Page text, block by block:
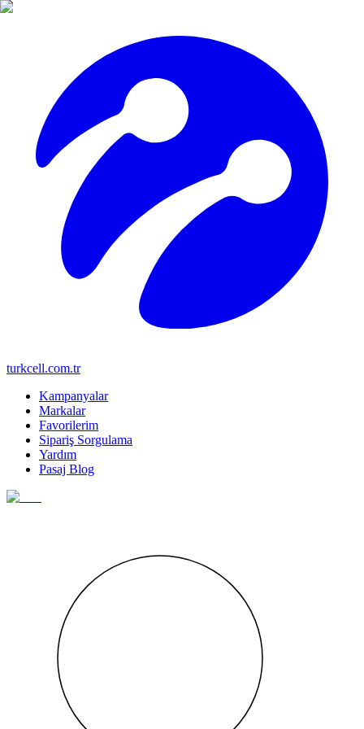
turkcell.com.tr
Kampanyalar
Markalar
Favorilerim
Sipariş Sorgulama
Yardım
Pasaj Blog